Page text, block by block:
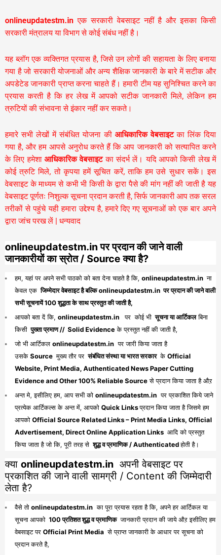
onlineupdatestm.in एक सरकारी वेबसाइट नहीं है और इसका किसी
सरकारी मंत्रालय या विभाग से कोई संबंध नहीं है।
यह ब्लॉग एक व्यक्तिगत प्रयास है, जिसे उन लोगों की सहायता के लिए बनाया
गया है जो सरकारी योजनाओं और अन्य शैक्षिक जानकारी के बारे में सटीक और
अपडेटेड जानकारी प्राप्त करना चाहते हैं। हमारी टीम यह सुनिश्चित करने का
प्रयास करती है कि हर लेख में आपको सटीक जानकारी मिले, लेकिन हम
त्रुटियों की संभावना से इंकार नहीं कर सकते।
हमारे सभी लेखों में संबंधित योजना की आधिकारिक वेबसाइटका लिंक दिया
गया है, और हम आपसे अनुरोध करते हैं कि आप जानकारी को सत्यापित करने
के लिए हमेशा आधिकारिक वेबसाइटका संदर्भ लें। यदि आपको किसी लेख में
कोई त्रुटि मिले, तो कृपया हमें सूचित करें, ताकि हम उसे सुधार सकें। इस
वेबसाइट के माध्यम से कभी भी किसी के द्वारा पैसे की मांग नहीं की जाती है यह
वेबसाइट पूर्णतः निशुल्क सूचना प्रदान करती है,सिर्फ जानकारी आप तक सरल
तरीकों से पहुंचे यही हमारा उद्देश्य है, हमारे दिए गए सूचनाओं को एक बार अपने
द्वारा जांच परख लें | धन्यवाद
onlineupdatestm.in पर प्रदान की जाने वाली
जानकारीयों का स्रोत / Source क्या है?
हम, यहां पर अपने सभी पाठको को बता देना चाहते है कि, onlineupdatestm.in ना
केवल एक जिम्मेदार वेबसाइट है बल्कि onlineupdatestm.in पर प्रदान की जाने वाली
सभी सूचनायें 100 शुद्धता के साथ प्रस्तुत की जाती है,
आपको बता दें कि, onlineupdatestm.in पर कोई भी सूचना या आर्टिकलबिना
किसी पुख्ता प्रमाण // Solid Evidenceके प्रस्तुत नहीं की जाती है,
जो भी आर्टिकल onlineupdatestm.in पर जारी किया जाता है
उसके Source मुख्य तौर पर संबंधित संस्था या भारत सरकार के Official
Website, Print Media, Authenticated News Paper Cutting
Evidence and Other 100% Reliable Sourceसे प्रदान किया जाता है औऱ
अन्त मे, इसीलिए हम, आप सभी को onlineupdatestm.in पर प्रकाशित किये जाने
प्रत्येक आर्टिकल्स के अन्त में, आपको Quick Linksप्रदान किया जाता है जिसमे हम
आपको Official Source Related Links – Print Media Links, Official
Advertisement, Direct Online Application Links आदि को प्रस्तुत
किया जाता है जो कि, पूरी तरह से शुद्ध व प्रमाणिक / Authenticatedहोती है।
क्या onlineupdatestm.in अपनी वेबसाइट पर
प्रकाशित की जाने वाली सामग्री / Content की जिम्मेदारी
लेता है?
वैसे तो onlineupdatestm.in का पूरा प्रयास रहता है कि, अपने हर आर्टिकल या
सूचना आपको 100 प्रतिशत शुद्ध व प्रमाणिक जानकारी प्रदान की जाये औऱ इसीलिए हम
वेबसाइट पर Official Print Media से प्राप्त जानकारी के आधार पर सूचना को
प्रदान करते है,